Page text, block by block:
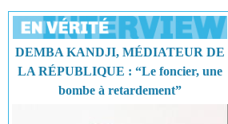
DEMBA KANDJI, MÉDIATEUR DE
LA RÉPUBLIQUE : “Le foncier, une
bombe à retardement”